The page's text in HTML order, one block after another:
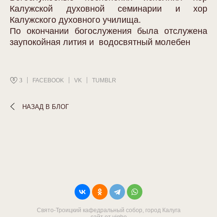
Калужской духовной семинарии и хор
Калужского духовного училища.
По окончании богослужения была отслужена
заупокойная лития и водосвятный молебен
3 FACEBOOK VK TUMBLR
НАЗАД В БЛОГ
Свято-Троицкий кафедральный собор, город Калуга